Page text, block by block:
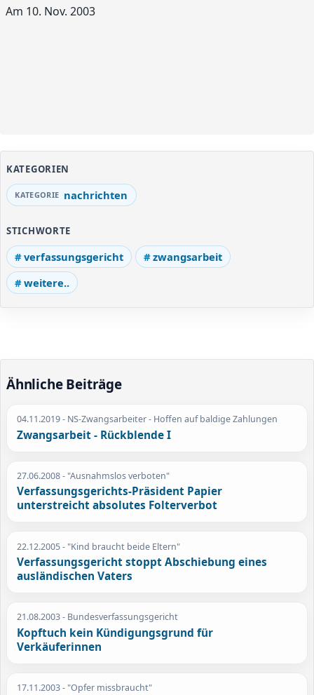
Am 10. Nov. 2003
KATEGORIEN
nachrichten
STICHWORTE
verfassungsgericht
zwangsarbeit
weitere..
Ähnliche Beiträge
04.11.2019- NS-Zwangsarbeiter - Hoffen auf baldige Zahlungen
Zwangsarbeit - Rückblende I
27.06.2008- "Ausnahmslos verboten"
Verfassungsgerichts-Präsident Papier
unterstreicht absolutes Folterverbot
22.12.2005- "Kind braucht beide Eltern"
Verfassungsgericht stoppt Abschiebung eines
ausländischen Vaters
21.08.2003- Bundesverfassungsgericht
Kopftuch kein Kündigungsgrund für
Verkäuferinnen
17.11.2003- "Opfer missbraucht"